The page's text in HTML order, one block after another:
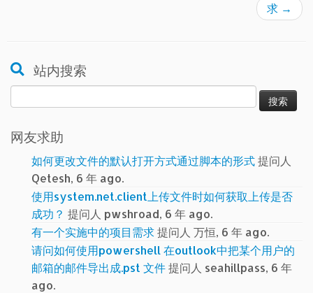
求 →
站内搜索
索：
网友求助
如何更改文件的默认打开方式通过脚本的形式提问人
Qetesh, 6 年 ago.
使用system.net.client上传文件时如何获取上传是否
成功？ 提问人 pwshroad, 6 年 ago.
有一个实施中的项目需求提问人 万恒, 6 年 ago.
请问如何使用powershell 在outlook中把某个用户的
邮箱的邮件导出成.pst 文件提问人 seahillpass, 6 年
ago.